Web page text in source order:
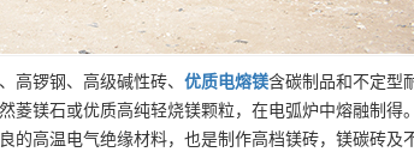
高锣钢、高级碱性砖、 优质电熔镁含碳制品和不定型
菱镁石或优质高纯轻烧镁颗粒，在电弧炉中熔融制得
的高温电气绝缘材料，也是制作高档镁砖，镁碳砖及